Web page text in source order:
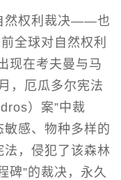
然权利裁决——也
全球对自然权利
现在考夫曼与马
，厄瓜多尔宪法
）案”中裁
感、物种多样的
，侵犯了该森林
碑”的裁决，永久